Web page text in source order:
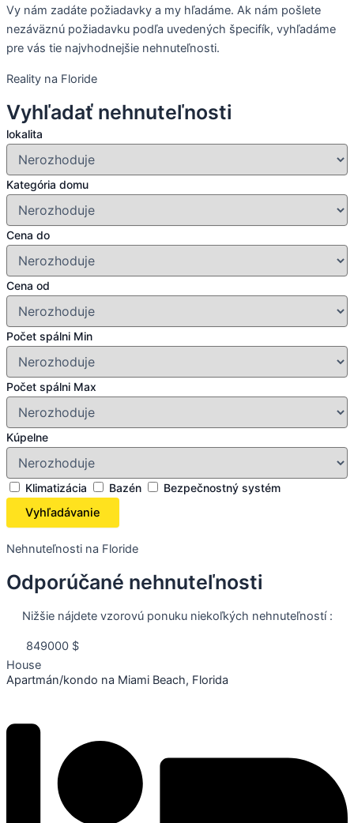
Vy nám zadáte požiadavky a my hľadáme. Ak nám pošlete
nezáväznú požiadavku podľa uvedených špecifík, vyhľadáme
pre vás tie najvhodnejšie nehnuteľnosti.
Reality na Floride
Vyhľadať nehnuteľnosti
lokalita
Kategória domu
Cena do
Cena od
Počet spálni Min
Počet spálni Max
Kúpelne
Klimatizácia Bazén Bezpečnostný systém
Nehnuteľnosti na Floride
Odporúčané nehnuteľnosti
Nižšie nájdete vzorovú ponuku niekoľkých nehnuteľností :
849000 $
House
Apartmán/kondo na Miami Beach, Florida